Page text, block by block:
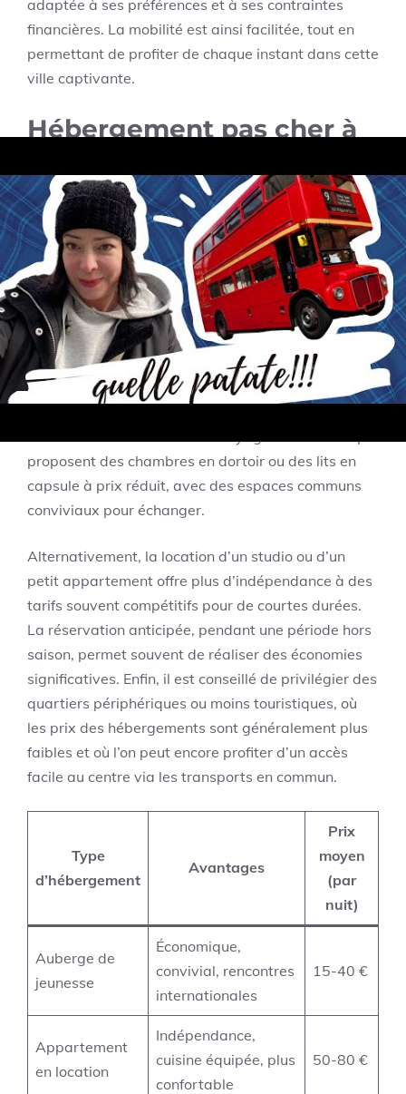
adaptée à ses préférences et à ses contraintes
financières. La mobilité est ainsi facilitée, tout en
permettant de profiter de chaque instant dans cette
ville captivante.
Hébergement pas cher à
pour réduire ses coûts
Le choix de l’hébergement pas cher représente
souvent la première étape pour un budget voyage
maîtrisé. La diversité d’offres disponibles en 2025,
allant des auberges de jeunesse aux appartements
loués via des plateformes comme Airbnb, offre une
souplesse certaine pour les voyageurs soucieux de
leur budget. Opter pour une auberge de jeunesse
proposent des chambres en dortoir ou des lits en
capsule à prix réduit, avec des espaces communs
conviviaux pour échanger.
Alternativement, la location d’un studio ou d’un
petit appartement offre plus d’indépendance à des
tarifs souvent compétitifs pour de courtes durées.
La réservation anticipée, pendant une période hors
saison, permet souvent de réaliser des économies
significatives. Enfin, il est conseillé de privilégier des
quartiers périphériques ou moins touristiques, où
les prix des hébergements sont généralement plus
faibles et où l’on peut encore profiter d’un accès
facile au centre via les transports en commun.
Type
d’hébergement
Avantages
Prix
moyen
(par
nuit)
Auberge de
jeunesse
Économique,
convivial, rencontres
internationales
15-40 €
Appartement
en location
Indépendance,
cuisine équipée, plus
confortable
50-80 €